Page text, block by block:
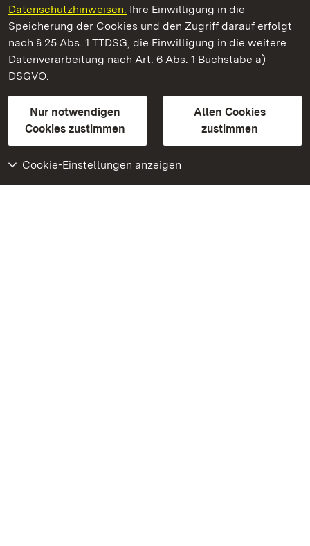
Datenschutzhinweisen. Ihre Einwilligung in die
Speicherung der Cookies und den Zugriff darauf erfolgt
nach § 25 Abs. 1 TTDSG, die Einwilligung in die weitere
Datenverarbeitung nach Art. 6 Abs. 1 Buchstabe a)
DSGVO.
Nur notwendigen
Cookies zustimmen
Allen Cookies
zustimmen
Cookie-Einstellungen anzeigen
Staatliche Schlösser und Gärten Baden‑Württemberg
Staatliche Schlösser und Gärten Baden-Württemberg
Kontakt
GebärdenspracheLeichte Sprache
Erklärung zur Barrierefreiheit
BITV-konform (geprüfte Seiten)
Weiteres